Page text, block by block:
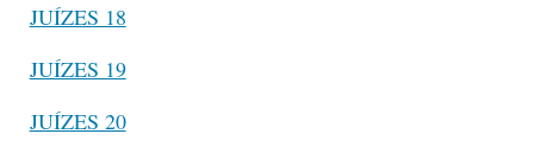
JUÍZES 18
JUÍZES 19
JUÍZES 20